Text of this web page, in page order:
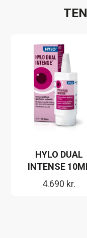
HYLO DUAL
INTENSE
4.690 kr.